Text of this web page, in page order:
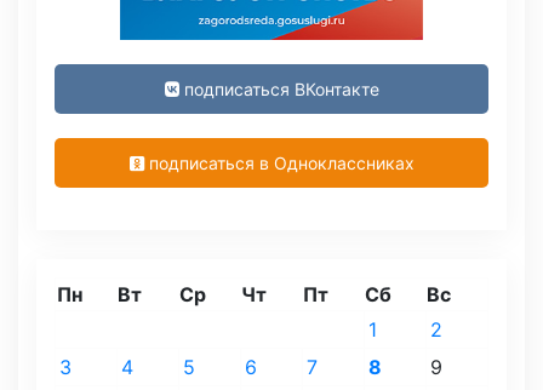
подписаться ВКонтакте
подписаться в Одноклассниках
Пн Вт Ср Чт Пт Сб Вс
1
2
3
4 5 6 7 8
9